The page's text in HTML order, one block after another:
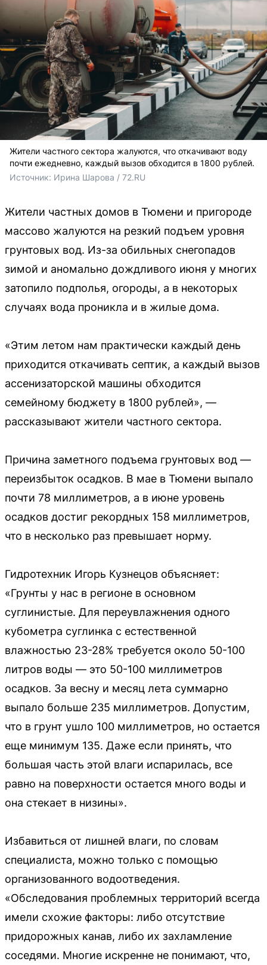
Жители частного сектора жалуются, что откачивают воду
почти ежедневно, каждый вызов обходится в 1800 рублей.
Источник: Ирина Шарова / 72.RU
Жители частных домов в Тюмени и пригороде
массово жалуются на резкий подъем уровня
грунтовых вод. Из-за обильных снегопадов
зимой и аномально дождливого июня у многих
затопило подполья, огороды, а в некоторых
случаях вода проникла и в жилые дома.
«Этим летом нам практически каждый день
приходится откачивать септик, а каждый вызов
ассенизаторской машины обходится
семейному бюджету в 1800 рублей», —
рассказывают жители частного сектора.
Причина заметного подъема грунтовых вод —
переизбыток осадков. В мае в Тюмени выпало
почти 78 миллиметров, а в июне уровень
осадков достиг рекордных 158 миллиметров,
что в несколько раз превышает норму.
Гидротехник Игорь Кузнецов объясняет:
«Грунты у нас в регионе в основном
суглинистые. Для переувлажнения одного
кубометра суглинка с естественной
влажностью 23-28% требуется около 50-100
литров воды — это 50-100 миллиметров
осадков. За весну и месяц лета суммарно
выпало больше 235 миллиметров. Допустим,
что в грунт ушло 100 миллиметров, но остается
еще минимум 135. Даже если принять, что
большая часть этой влаги испарилась, все
равно на поверхности остается много воды и
она стекает в низины».
Избавиться от лишней влаги, по словам
специалиста, можно только с помощью
организованного водоотведения.
«Обследования проблемных территорий всегда
имели схожие факторы: либо отсутствие
придорожных канав, либо их захламление
соседями. Многие искренне не понимают, что,